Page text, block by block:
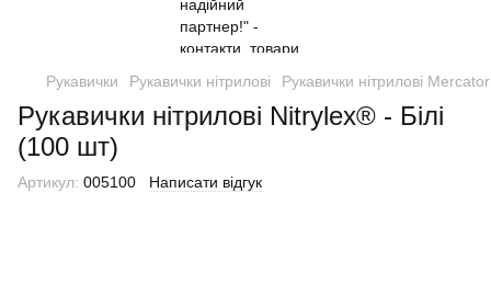
Рукавички Рукавички нітрилові Рукавички нітрилові
Рукавички нітрилові Nitrylex® - Білі
(100 шт)
Артикул: 005100 Написати відгук